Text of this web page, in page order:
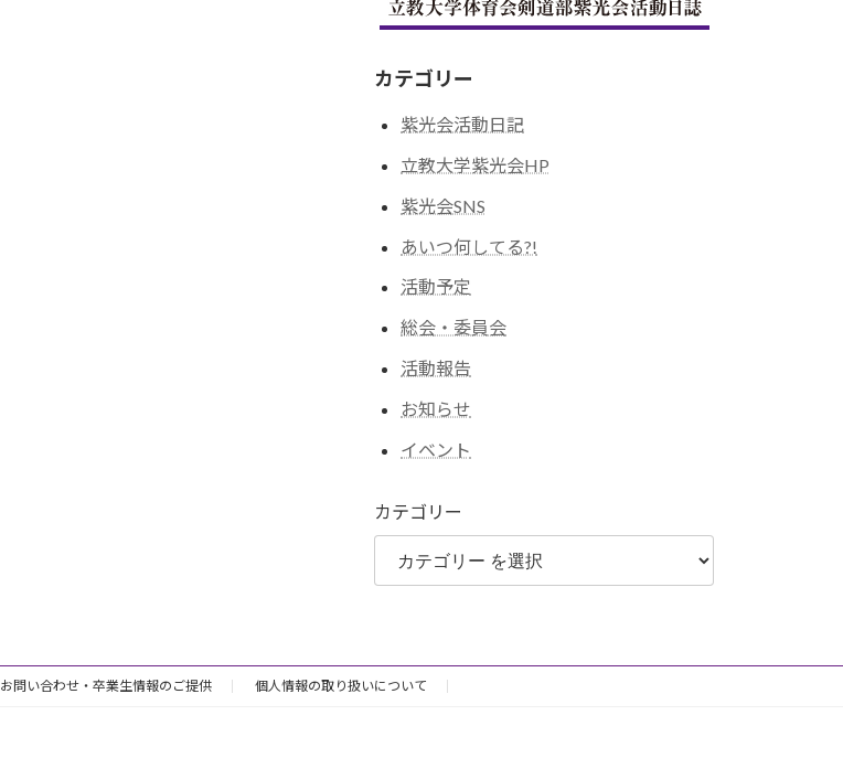
カテゴリー
紫光会活動日記
立教大学紫光会HP
紫光会SNS
あいつ何してる?!
活動予定
総会・委員会
活動報告
お知らせ
イベント
カテゴリー
お問い合わせ・卒業生情報のご提供 個人情報の取り扱いについて